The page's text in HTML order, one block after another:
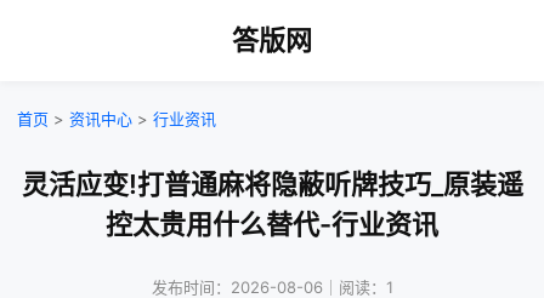
答版网
首页 > 资讯中心 > 行业资讯
灵活应变!打普通麻将隐蔽听牌技巧_原装遥
控太贵用什么替代-行业资讯
发布时间：2026-08-06｜阅读：1